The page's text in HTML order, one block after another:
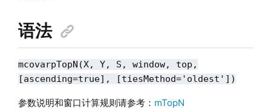
语法
mcovarpTopN(X, Y, S, window, top,
[ascending=true], [tiesMethod='oldest'])
参数说明和窗口计算规则请参考： mTopN